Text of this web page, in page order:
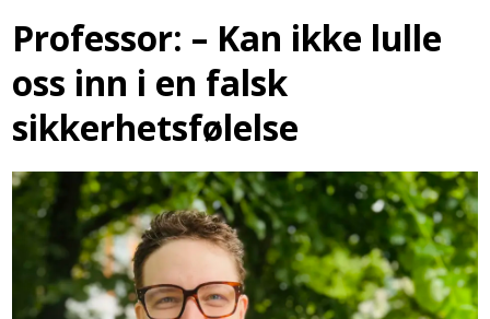
Professor: – Kan ikke lulle
oss inn i en falsk
sikkerhetsfølelse